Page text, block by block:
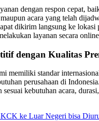
dengan respon cepat,
acara yang telah
dikirim langsung ke lokasi
layanan secara
dengan Kualitas
memiliki standar
perusahaan di
kebutuhan acara,
ke Luar Negeri bisa